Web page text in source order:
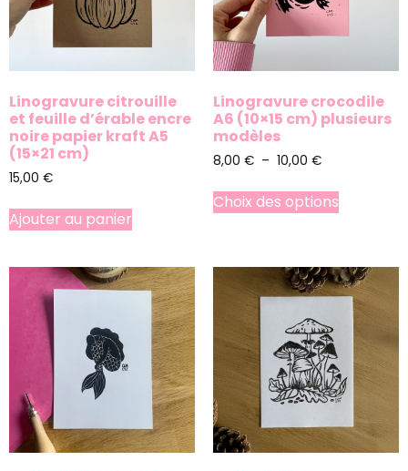
Linogravure citrouille
et feuille d’érable encre
noire papier kraft A5
(15×21 cm)
15,00 €
Ajouter au panier
Linogravure crocodile
A6 (10×15 cm) plusieurs
modèles
8,00 € – 10,00 €
Choix des options